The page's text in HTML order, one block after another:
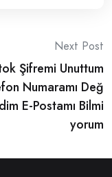
Next Post
Şifremi Unuttum
Numaramı Değ
E-Postamı Bilmi
yorum